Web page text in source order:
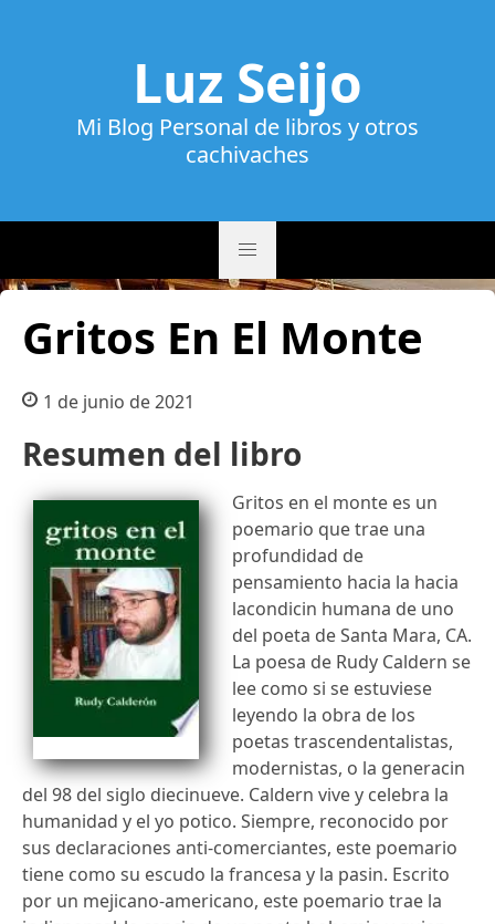
Luz Seijo
Mi Blog Personal de libros y otros
cachivaches
Gritos En El Monte
1 de junio de 2021
Resumen del libro
Gritos en el monte es un
poemario que trae una
profundidad de
pensamiento hacia la hacia
lacondicin humana de uno
del poeta de Santa Mara, CA.
La poesa de Rudy Caldern se
lee como si se estuviese
leyendo la obra de los
poetas trascendentalistas,
modernistas, o la generacin
del 98 del siglo diecinueve. Caldern vive y celebra la
humanidad y el yo potico. Siempre, reconocido por
sus declaraciones anti-comerciantes, este poemario
tiene como su escudo la francesa y la pasin. Escrito
por un mejicano-americano, este poemario trae la